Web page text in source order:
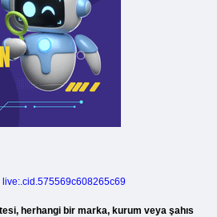
live:.cid.575569c608265c69
herhangi bir marka, kurum veya şahıs